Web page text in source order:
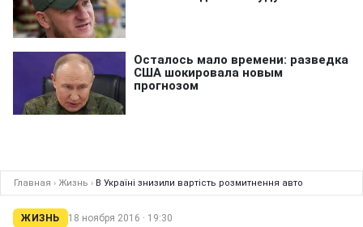
Главная › Жизнь › В Україні знизили вартість розмитнення авто
ЖИЗНЬ 18 ноября 2016 · 19:30